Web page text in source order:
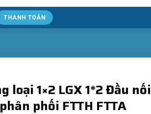
THANH TOÁN
loại 1×2 LGX 1*2 Đầu nối
phối FTTH FTTA